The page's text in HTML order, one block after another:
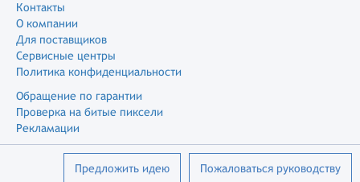
Контакты
О компании
Для поставщиков
Сервисные центры
Политика конфиденциальности
Обращение по гарантии
Проверка на битые пиксели
Рекламации
Пожаловаться руководству
Предложить идею